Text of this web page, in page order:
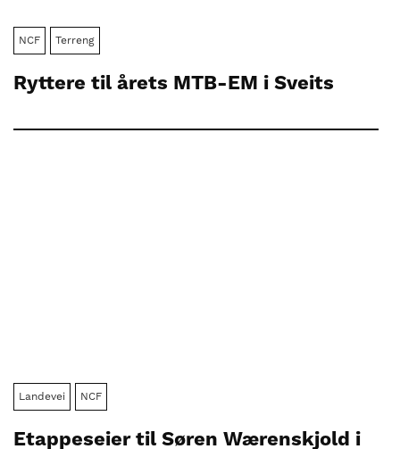
NCF Terreng
Ryttere til årets MTB-EM i Sveits
Landevei NCF
Etappeseier til Søren Wærenskjold i